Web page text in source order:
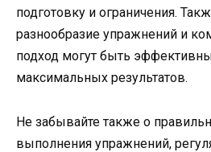
подготовку и ограничения.
разнообразие упражнений и
подход могут быть
максимальных результатов.
Не забывайте также о
выполнения упражнений,